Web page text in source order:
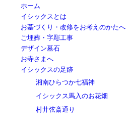
ホーム
イシックスとは
お墓づくり・改修をお考えのかたへ
ご埋葬・字彫工事
デザイン墓石
お寺さまへ
イシックスの足跡
湘南ひらつか七福神
イシックス馬入のお花畑
村井弦斎通り